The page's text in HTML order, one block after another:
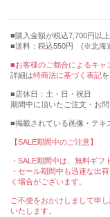
購入金額が税込7,700円以
送料：税込550円 (※北海
■お客様のご都合によるキャ
詳細は特商法に基づく表記
■店休日：土・日・祝日
期間中に頂いたご注文・お
■掲載されている画像・テキ
【SALE期間中のご注意】
・SALE期間中は、無料ギフ
・セール期間中も迅速な出
く場合がございます。
ご不便をおかけしまして申
いたします。